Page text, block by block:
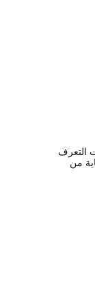
+ وحدة الكشف عن درجة الحرارة. يمكن تحديد درجة الحرارة بدقة ± 0.5 ℃ ، ووقت التعرف
من